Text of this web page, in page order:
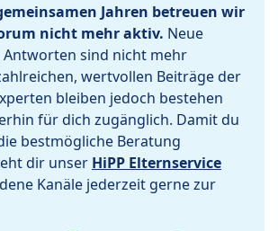
Jahren betreuen wir
nicht mehr aktiv. Neue
Antworten sind nicht mehr
wertvollen Beiträge der
bleiben jedoch bestehen
für dich zugänglich. Damit du
bestmögliche Beratung
dir unser HiPP Elternservice
Kanäle jederzeit gerne zur